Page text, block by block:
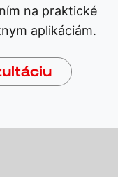
na praktické
aplikáciám.